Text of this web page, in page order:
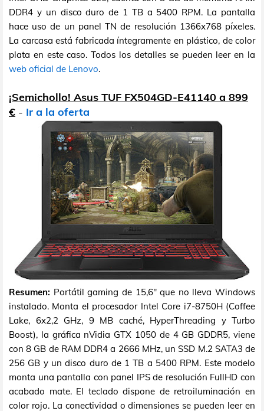
DDR4 y un disco duro de 1 TB a 5400 RPM. La pantalla
hace uso de un panel TN de resolución 1366x768 píxeles.
La carcasa está fabricada íntegramente en plástico, de color
plata en este caso. Todos los detalles se pueden leer en la
web oficial de Lenovo.
¡Semichollo! Asus TUF FX504GD-E41140 a 899
€ - Ir a la oferta
Resumen: Portátil gaming de 15,6" que no lleva Windows
instalado. Monta el procesador Intel Core i7-8750H (Coffee
Lake, 6x2,2 GHz, 9 MB caché, HyperThreading y Turbo
Boost), la gráfica nVidia GTX 1050 de 4 GB GDDR5, viene
con 8 GB de RAM DDR4 a 2666 MHz, un SSD M.2 SATA3 de
256 GB y un disco duro de 1 TB a 5400 RPM. Este modelo
monta una pantalla con panel IPS de resolución FullHD con
acabado mate. El teclado dispone de retroiluminación en
color rojo. La conectividad o dimensiones se pueden leer en